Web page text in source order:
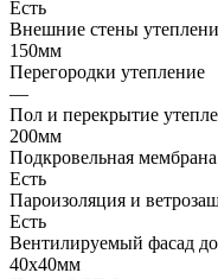
Есть
Внешние стены
150мм
Перегородки утепление
—
Пол и перекрытие
200мм
Подкровельная
Есть
Пароизоляция и
Есть
Вентилируемый фасад
40х40мм